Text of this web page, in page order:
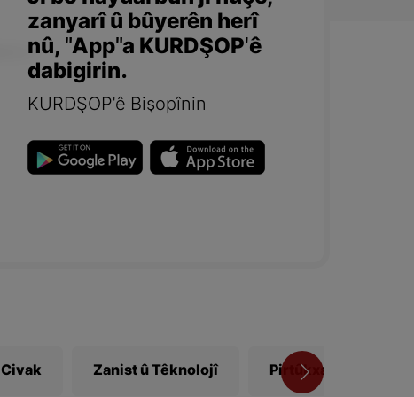
zanyarî û bûyerên herî
nû, "App"a KURDŞOP'ê
dabigirin.
KURDŞOP'ê Bişopînin
Civak Zanist û Têknolojî Pirtûkxane